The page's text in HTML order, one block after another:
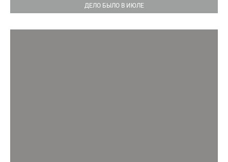
ДЕЛО БЫЛО В ИЮЛЕ